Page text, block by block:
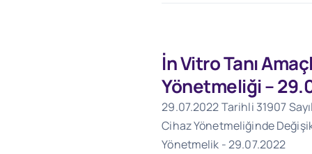
İn Vitro Tanı
Yönetmeliği –
29.07.2022 Tarihli 31907
Cihaz Yönetmeliğinde
Yönetmelik - 29.07.2022